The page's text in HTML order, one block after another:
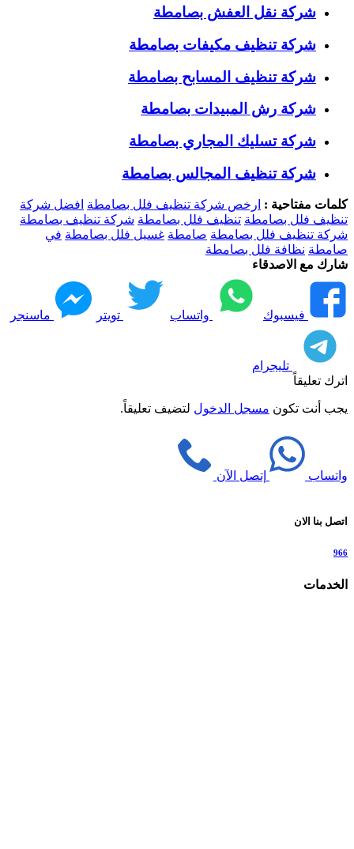
شركة نقل العفش بصامطة
شركة تنظيف مكيفات بصامطة
شركة تنظيف المسابح بصامطة
شركة رش المبيدات بصامطة
شركة تسليك المجاري بصامطة
شركة تنظيف المجالس بصامطة
كلمات مفتاحية : ارخص شركة تنظيف فلل بصامطة افضل شركة
تنظيف فلل بصامطة تنظيف فلل بصامطة شركة تنظيف بصامطة
شركة تنظيف فلل بصامطة صامطة غسيل فلل بصامطة في
صامطة نظافة فلل بصامطة
شارك مع الاصدقاء
فيسبوك واتساب تويتر ماسنجر
تليجرام
اترك تعليقاً
يجب أنت تكون مسجل الدخول لتضيف تعليقاً.
واتساب إتصل الآن
اتصل بنا الان
966
الخدمات